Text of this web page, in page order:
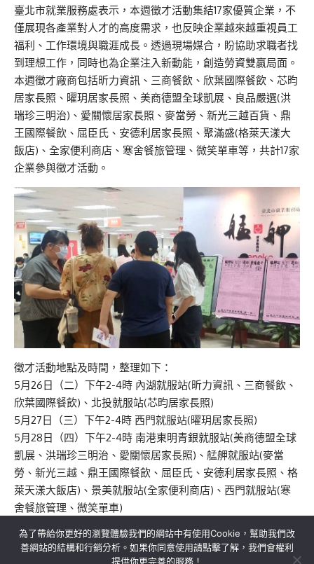
臺北市就業服務處表示，本週徵才活動集結17家優質企業，不
僅展現各產業對人才的高度需求，也反映企業越來越重視員工
福利、工作環境與職涯成長。透過現場媒合，盼協助求職者找
到理想工作，同時也為企業注入新動能，創造勞資雙贏局面。
本週徵才廠商包括昕力資訊、三商餐飲、欣葉國際餐飲、芯昀
居家長照、曜玥居家長照、美商德盟全球凱展、良品嚴選(洪
瑞珍三明治)、愛關懷居家長照、麥當勞、新光三越百貨、鼎
王國際餐飲、屈臣氏、安德利居家長照、聚滿盛(格萊天漾大
飯店)、全家便利商店、寒舍餐旅管理、微笑單車等，共計17家
企業參與徵才活動。
徵才活動地點及時間，整理如下：
5月26日（二）下午2-4時 內湖就服站(昕力資訊、三商餐飲、
欣葉國際餐飲)、北投就服站(芯昀居家長照)
5月27日（三）下午2-4時 西門就服站(曜玥居家長照)
5月28日（四）下午2-4時 南港東明青銀就服站(美商德盟全球
凱展、洪瑞珍三明治、愛關懷居家長照)、艋舺就服站(麥當
勞、新光三越、鼎王國際餐飲、屈臣氏、安德利居家長照、格
萊天漾大飯店)、景美就服站(全家便利商店)、西門就服站(寒
舍餐旅管理、微笑單車)
為了帶給你更好的瀏覽體驗我們的網站中有使用Cookie，幫助我們改
善網站的結構和行銷分析。如果你同意使用請點擊了解，我們會權利
提供你更完善的服務！